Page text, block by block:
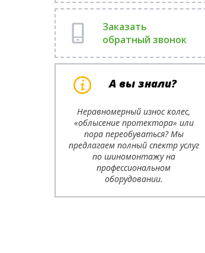
Заказать
обратный звонок
А вы знали?
Неравномерный износ колес,
«облысение протектора» или
пора переобуваться? Мы
предлагаем полный спектр услуг
по шиномонтажу на
профессиональном
оборудовании.